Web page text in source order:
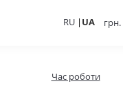
RU | UA грн.
Час роботи